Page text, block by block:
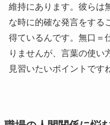
維持にあります。彼らは
な時に的確な発言をする
得ているんです。無口＝
りませんが、言葉の使い
見習いたいポイントです